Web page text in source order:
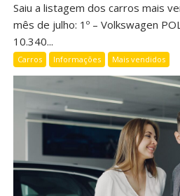
Saiu a listagem dos carros mais
mês de julho: 1º – Volkswagen
10.340...
Carros Informações Mais vendidos